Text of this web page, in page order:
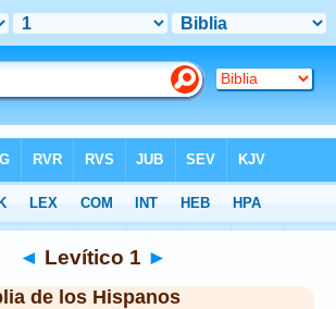
◄ Levítico 1 ►
de los Hispanos